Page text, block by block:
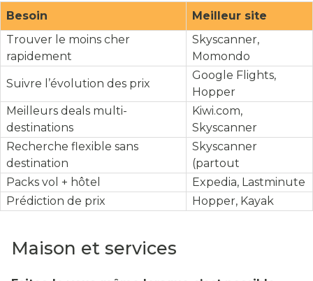
Besoin
Meilleur site
Trouver le moins cher
rapidement
Skyscanner,
Momondo
Suivre l’évolution des prix
Google Flights,
Hopper
Meilleurs deals multi-
destinations
Kiwi.com,
Skyscanner
Recherche flexible sans
destination
Skyscanner
(partout
Packs vol + hôtel
Expedia, Lastminute
Prédiction de prix
Hopper, Kayak
Maison et services